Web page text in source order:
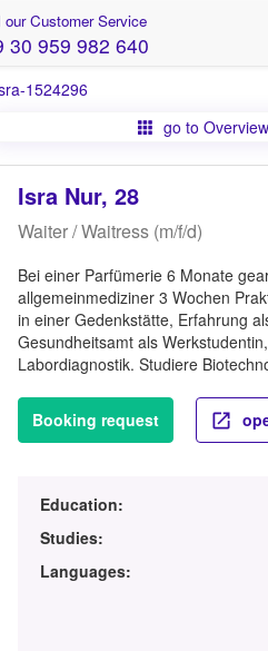
our Customer Service
30 959 982 640
1524296
go to Overview
Isra Nur, 28
Waiter / Waitress (m/f/d)
Bei einer Parfümerie 6 Monate
allgemeinmediziner 3 Wochen
in einer Gedenkstätte, Erfahrung
Gesundheitsamt als
Labordiagnostik. Studiere
Booking request
Education:
Studies:
Languages: